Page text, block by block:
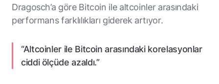
Dragosch’a göre Bitcoin ile altcoinler arasındaki
performans farklılıkları giderek artıyor.
“Altcoinler ile Bitcoin arasındaki korelasyonlar
ciddi ölçüde azaldı.”